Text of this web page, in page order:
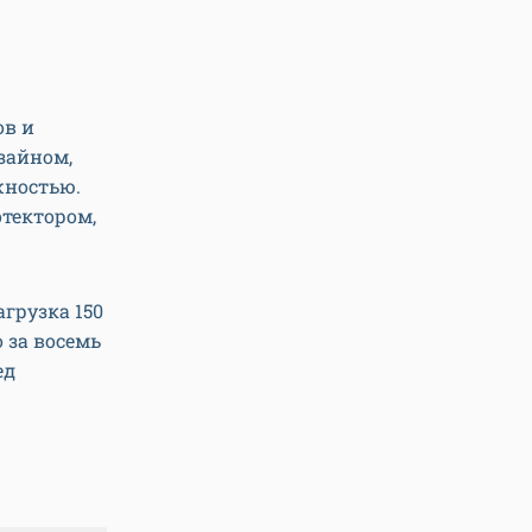
и
150
восемь